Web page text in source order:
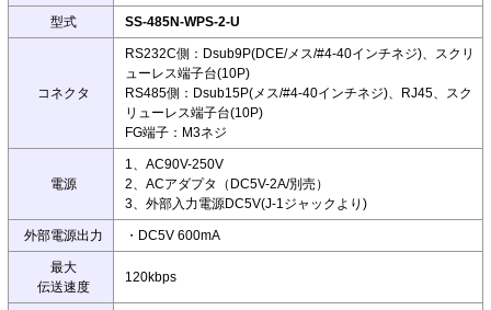
型式 SS-485N-WPS-2-U
コネクタ
RS232C側：Dsub9P(DCE/メス/#4-40インチネジ)、スクリ
ューレス端子台(10P)
RS485側：Dsub15P(メス/#4-40インチネジ)、RJ45、スク
リューレス端子台(10P)
FG端子：M3ネジ
電源
1、AC90V-250V
2、ACアダプタ（DC5V-2A/別売）
3、外部入力電源DC5V(J-1ジャックより)
外部電源出力 ・DC5V 600mA
最大
伝送速度
120kbps